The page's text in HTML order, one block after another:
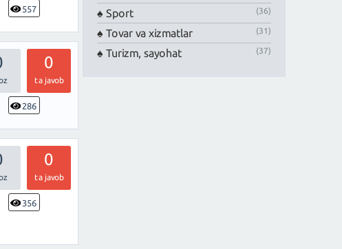
557
0
ta javob
286
0
ta javob
356
Sport (36)
Tovar va xizmatlar (31)
Turizm, sayohat (37)